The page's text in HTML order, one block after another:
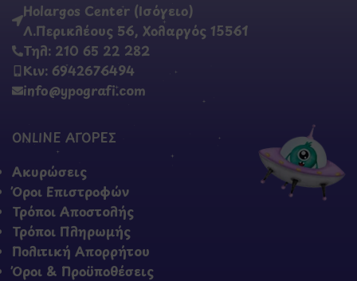
Holargos Center (Ισόγειο)
Λ.Περικλέους 56, Χολαργός 15561
Τηλ: 210 65 22 282
Κιν: 6942676494
info@ypografi.com
ONLINE ΑΓΟΡΕΣ
Ακυρώσεις
Όροι Επιστροφών
Τρόποι Αποστολής
Τρόποι Πληρωμής
Πολιτική Απορρήτου
Όροι & Προϋποθέσεις